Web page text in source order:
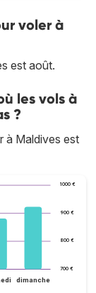
voler à
est août.
les vols à
?
à Maldives est
700 €
800 €
900 €
1 000 €
dimanche